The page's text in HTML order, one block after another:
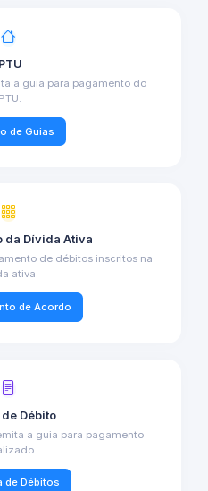
a guia para pagamento do
de Guias
da Dívida Ativa
de débitos inscritos na
ativa.
de Acordo
de Débito
a guia para pagamento
de Débitos